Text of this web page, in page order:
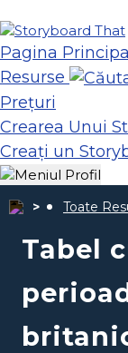
Pagina
Resurse
Prețuri
Crearea Unui
Creați un
Toate
Tabel